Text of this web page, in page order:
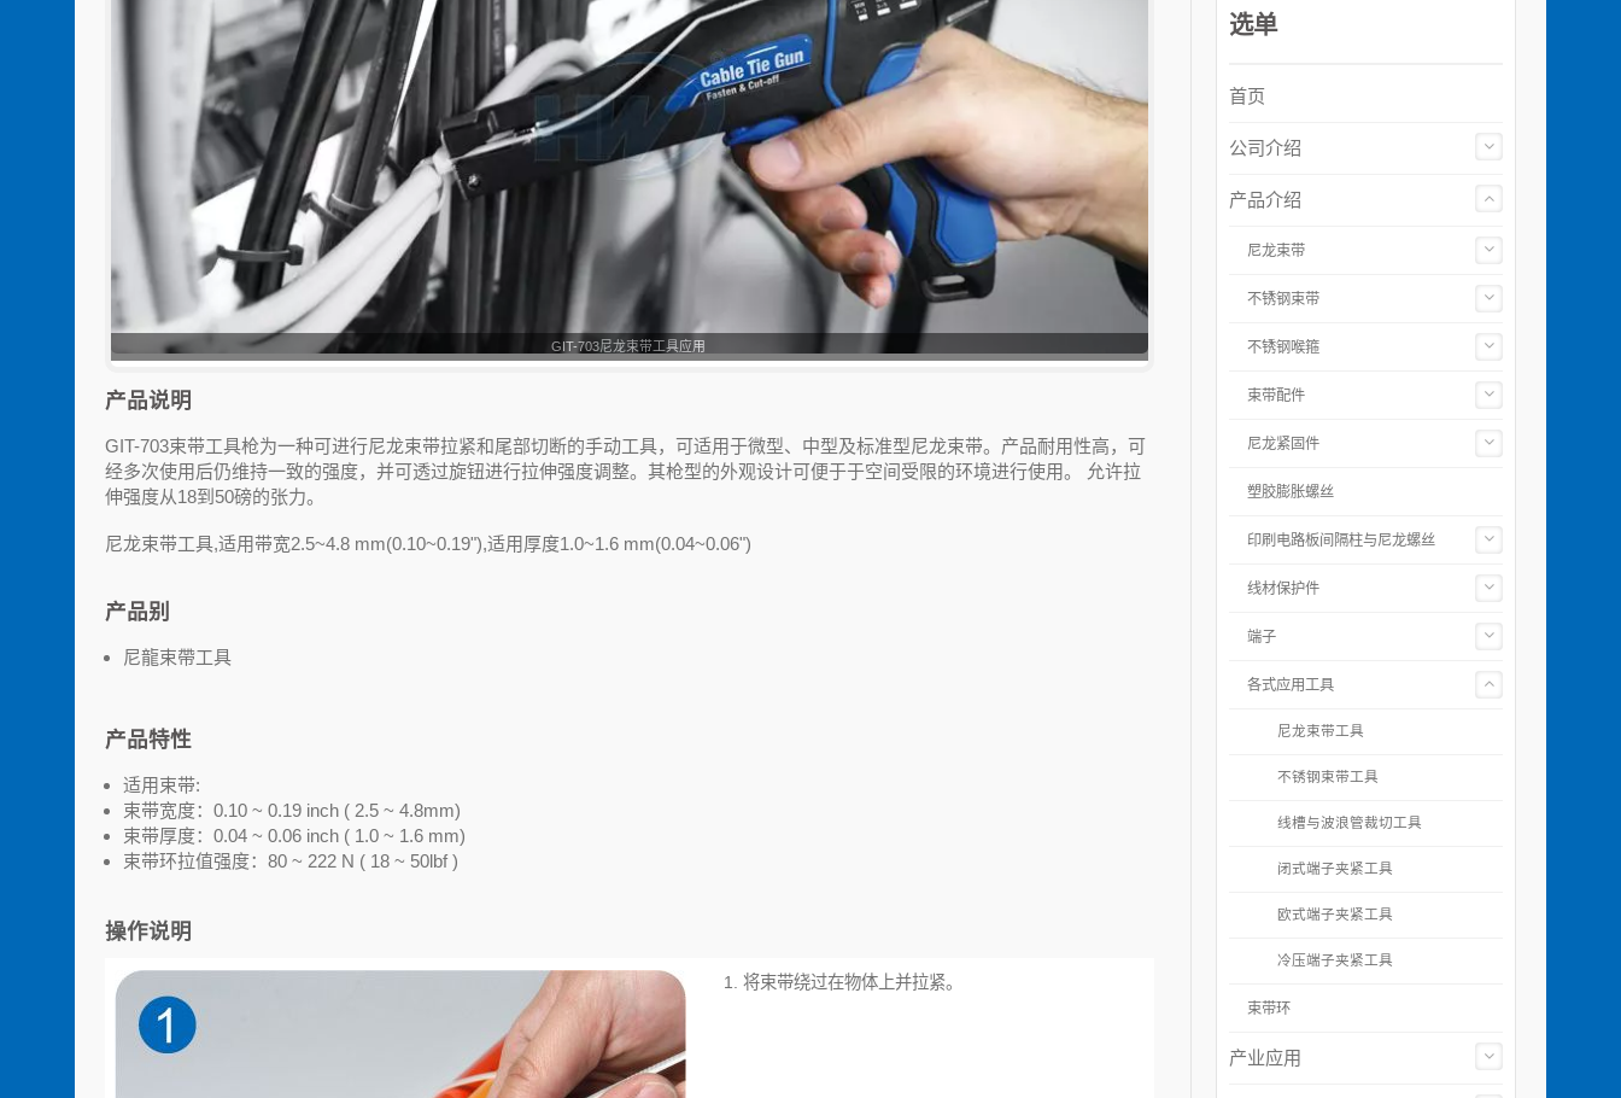
GIT-703可依客户需求订制颜色及刻印品牌Logo
产品说明
GIT-703束带工具枪为一种可进行尼龙束带拉紧和尾部切断的手动工具，可适用于微型、中型及标准型尼龙束带。产品耐用性高，可
经多次使用后仍维持一致的强度，并可透过旋钮进行拉伸强度调整。其枪型的外观设计可便于于空间受限的环境进行使用。 允许拉
伸强度从18到50磅的张力。
尼龙束带工具,适用带宽2.5~4.8 mm(0.10~0.19"),适用厚度1.0~1.6 mm(0.04~0.06")
产品别
尼龍束帶工具
产品特性
适用束带:
束带宽度：0.10 ~ 0.19 inch ( 2.5 ~ 4.8mm)
束带厚度：0.04 ~ 0.06 inch ( 1.0 ~ 1.6 mm)
束带环拉值强度：80 ~ 222 N ( 18 ~ 50lbf )
操作说明
1. 将束带绕过在物体上并拉紧。
选单
首页
公司介绍
产品介绍
尼龙束带
不锈钢束带
不锈钢喉箍
束带配件
尼龙紧固件
塑胶膨胀螺丝
印刷电路板间隔柱与尼龙螺丝
线材保护件
端子
各式应用工具
尼龙束带工具
不锈钢束带工具
线槽与波浪管裁切工具
闭式端子夹紧工具
欧式端子夹紧工具
冷压端子夹紧工具
束带环
产业应用